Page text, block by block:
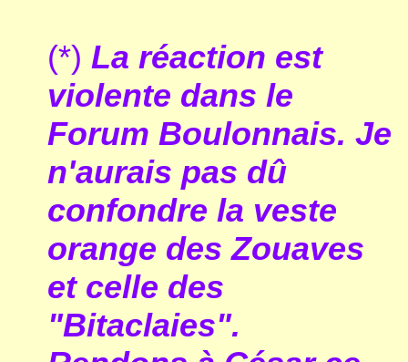
(*) La réaction est
violente dans le
Forum Boulonnais. Je
n'aurais pas dû
confondre la veste
orange des Zouaves
et celle des
"Bitaclaies".